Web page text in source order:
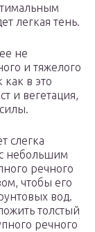
легкая тень.
не
и тяжелого
как в это
и вегетация,
слегка
небольшим
речного
чтобы его
вод.
толстый
речного